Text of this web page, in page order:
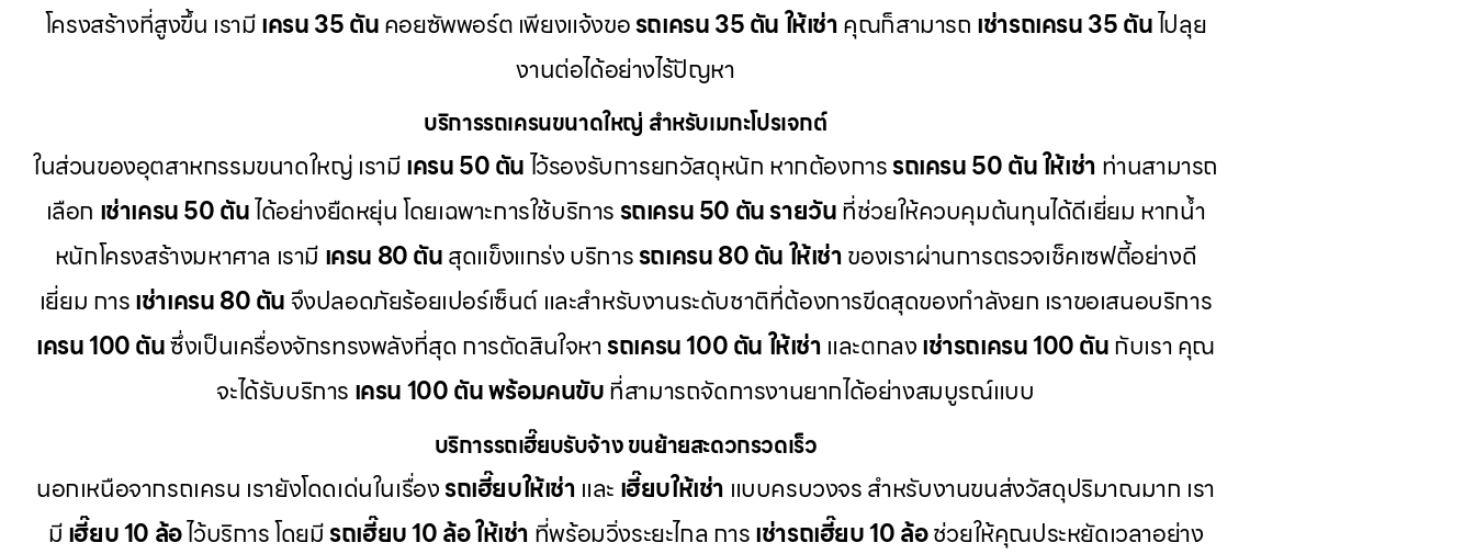
โครงสร้างที่สูงขึ้น เรามีเครน 35 ตันคอยซัพพอร์ต เพียงแจ้งขอรถเครน 35 ตัน ให้เช่าคุณก็สามารถ เช่ารถเครน 35 ตันไปลุย
งานต่อได้อย่างไร้ปัญหา
บริการรถเครนขนาดใหญ่ สำหรับเมกะโปรเจกต์
ในส่วนของอุตสาหกรรมขนาดใหญ่ เรามีเครน 50 ตันไว้รองรับการยกวัสดุหนัก หากต้องการรถเครน 50 ตัน ให้เช่า ท่านสามารถ
เลือก เช่าเครน 50 ตันได้อย่างยืดหยุ่น โดยเฉพาะการใช้บริการรถเครน 50 ตัน รายวันที่ช่วยให้ควบคุมต้นทุนได้ดีเยี่ยม หากน้ำ
หนักโครงสร้างมหาศาล เรามี เครน 80 ตันสุดแข็งแกร่ง บริการรถเครน 80 ตัน ให้เช่าของเราผ่านการตรวจเช็คเซฟตี้อย่างดี
เยี่ยม การเช่าเครน 80 ตันจึงปลอดภัยร้อยเปอร์เซ็นต์ และสำหรับงานระดับชาติที่ต้องการขีดสุดของกำลังยก เราขอเสนอบริการ
เครน 100 ตันซึ่งเป็นเครื่องจักรทรงพลังที่สุด การตัดสินใจหารถเครน 100 ตัน ให้เช่า และตกลงเช่ารถเครน 100 ตันกับเรา คุณ
จะได้รับบริการ เครน 100 ตัน พร้อมคนขับที่สามารถจัดการงานยากได้อย่างสมบูรณ์แบบ
บริการรถเฮี๊ยบรับจ้าง ขนย้ายสะดวกรวดเร็ว
นอกเหนือจากรถเครน เรายังโดดเด่นในเรื่องรถเฮี๊ยบให้เช่า และ เฮี๊ยบให้เช่า แบบครบวงจร สำหรับงานขนส่งวัสดุปริมาณมาก เรา
มีเฮี๊ยบ 10 ล้อไว้บริการ โดยมีรถเฮี๊ยบ 10 ล้อ ให้เช่า ที่พร้อมวิ่งระยะไกล การเช่ารถเฮี๊ยบ 10 ล้อช่วยให้คุณประหยัดเวลาอย่าง